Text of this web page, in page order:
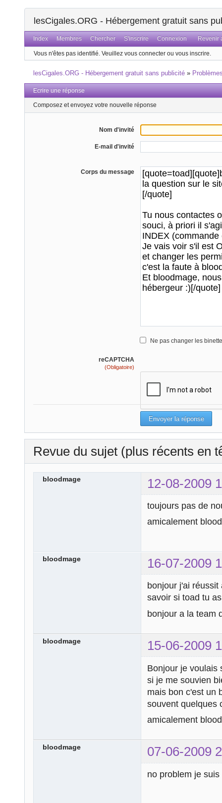
lesCigales.ORG - Hébergement gratuit sans
Index Membres Chercher S'inscrire Connexion Revenir
Vous n'êtes pas identifié. Veuillez vous connecter ou vous inscrire.
lesCigales.ORG - Hébergement gratuit sans publicité »
Ecrire une réponse
Composez et envoyez votre nouvelle réponse
Nom d'invité
E-mail d'invité
Corps du message
Ne pas changer les
reCAPTCHA
(Obligatoire)
Revue du sujet (plus récents en
bloodmage 12-08-2009
toujours pas de
amicalement
bloodmage 16-07-2009
bonjour j'ai
savoir si toad tu
bonjour a la team
bloodmage 15-06-2009
Bonjour je voulais
si je me souvien
mais bon c'est un
souvent quelques
amicalement
bloodmage 07-06-2009
no problem je